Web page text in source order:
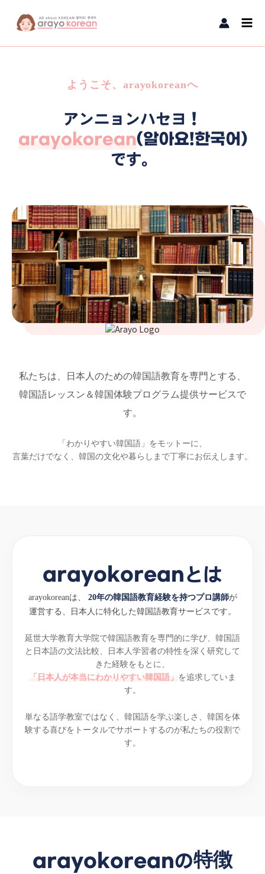
ようこそ、arayokoreanへ
アンニョンハセヨ！
arayokorean(알아요!한국어)
です。
私たちは、日本人のための韓国語教育を専門とする、
韓国語レッスン＆韓国体験プログラム提供サービスで
す。
「わかりやすい韓国語」をモットーに、
言葉だけでなく、韓国の文化や暮らしまで丁寧にお伝えします。
arayokoreanとは
arayokoreanは、 20年の韓国語教育経験を持つプロ講師が
運営する、
日本人に特化した韓国語教育サービスです。
延世大学教育大学院で韓国語教育を専門的に学び、 韓国語
と日本語の文法比較、日本人学習者の特性を深く研究して
きた経験をもとに、
「日本人が本当にわかりやすい韓国語」 を追求していま
す。
単なる語学教室ではなく、 韓国語を学ぶ楽しさ、韓国を体
験する喜びを トータルでサポートするのが私たちの役割で
す。
arayokoreanの特徴